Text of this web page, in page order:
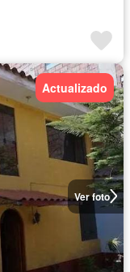
Ver foto
Actualizado